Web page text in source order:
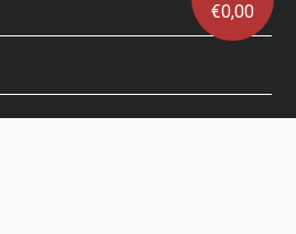
€0,00